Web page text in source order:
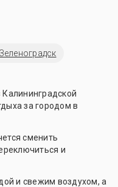
Зеленоградск
за городом в
сменить
и
и свежим воздухом, а